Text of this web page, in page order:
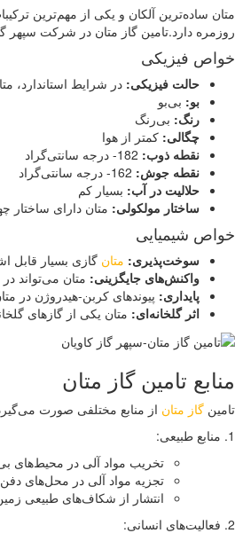
متان ساده‌ترین آلکان و یکی از مهم‌ترین
روزمره دارد.تامین گاز متان در شرکت سپهر
خواص فیزیکی
حالت فیزیکی: در شرایط استاندارد،
بو: بی‌بو
رنگ: بی‌رنگ
چگالی: کمتر از هوا
نقطه ذوب:
نقطه جوش:
حلالیت در آب: بسیار کم
ساختار مولکولی: متان دارای
خواص شیمیایی
سوخت‌پذیری: متان گازی بسیار قابل
واکنش‌های جایگزینی: متان می‌تواند
پایداری: پیوندهای کربن-هیدروژن در
اثر گلخانه‌ای: متان یکی از گازهای
منابع تامین گاز متان
تامین گاز متان از منابع مختلفی صورت
1. منابع طبیعی:
تخریب مواد آلی در محیط‌های
تجزیه مواد آلی در محل‌های دفن
انتشار از شکاف‌های طبیعی
2. فعالیت‌های انسانی: